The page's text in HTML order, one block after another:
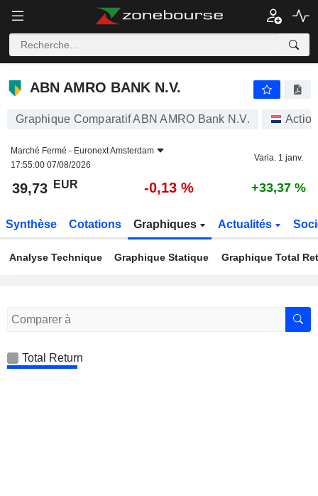
ABN AMRO BANK N.V.
ABN AMRO BANK N.V.
Graphique Comparatif ABN AMRO Bank N.V.
Marché Fermé - Euronext Amsterdam
17:55:00 07/08/2026
Varia. 1 janv.
39,73 EUR -0,13 % +33,37 %
Synthèse Cotations Graphiques Actualités
Analyse Technique Graphique Statique Graphique Total
Total Return